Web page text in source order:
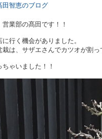
田智恵のブログ
業部の髙田です！！
行く機会がありました。
栽は、サザエさんでカツオが割
ちゃいました！！